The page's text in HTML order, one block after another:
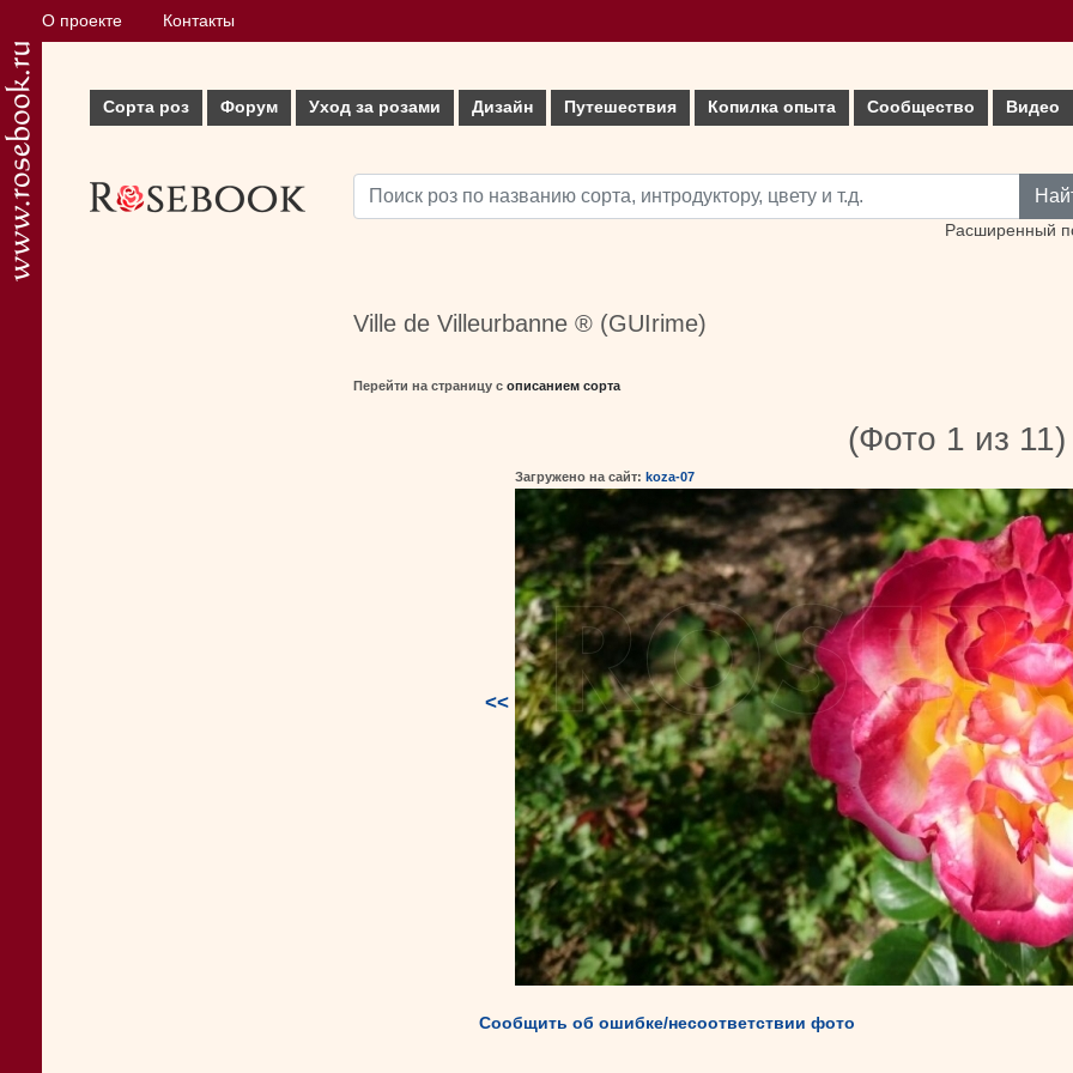
О проекте Контакты
Сорта роз Форум Уход за розами Дизайн Путешествия Копилка опыта Сообщество Видео
Расширенный
Ville de Villeurbanne ® (GUIrime)
Перейти на страницу с описанием сорта
<<
(Фото 1 из 11)
Загружено на сайт: koza-07
Сообщить об ошибке/несоответствии фото